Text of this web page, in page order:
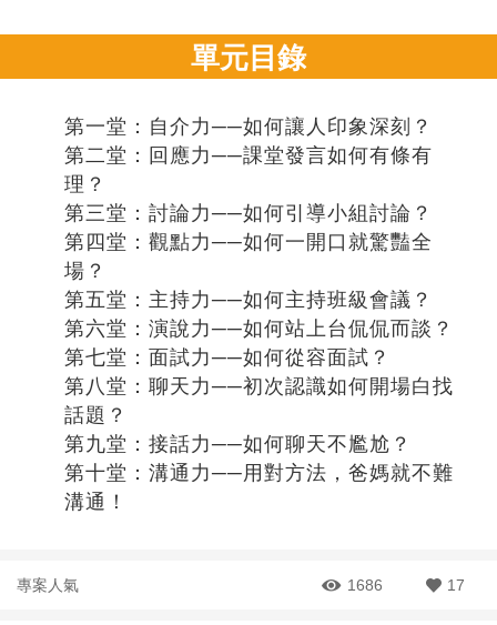
單元目錄
第一堂：自介力──如何讓人印象深刻？
第二堂：回應力──課堂發言如何有條有
理？
第三堂：討論力──如何引導小組討論？
第四堂：觀點力──如何一開口就驚豔全
場？
第五堂：主持力──如何主持班級會議？
第六堂：演說力──如何站上台侃侃而談？
第七堂：面試力──如何從容面試？
第八堂：聊天力──初次認識如何開場白找
話題？
第九堂：接話力──如何聊天不尷尬？
第十堂：溝通力──用對方法，爸媽就不難
溝通！
專案人氣 1686 17